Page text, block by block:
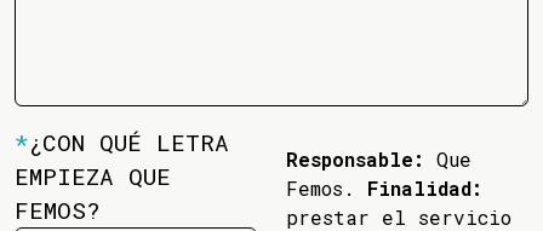
*¿CON QUÉ LETRA
EMPIEZA QUE
FEMOS?
Responsable:
Que
Femos. Finalidad:
prestar el servicio